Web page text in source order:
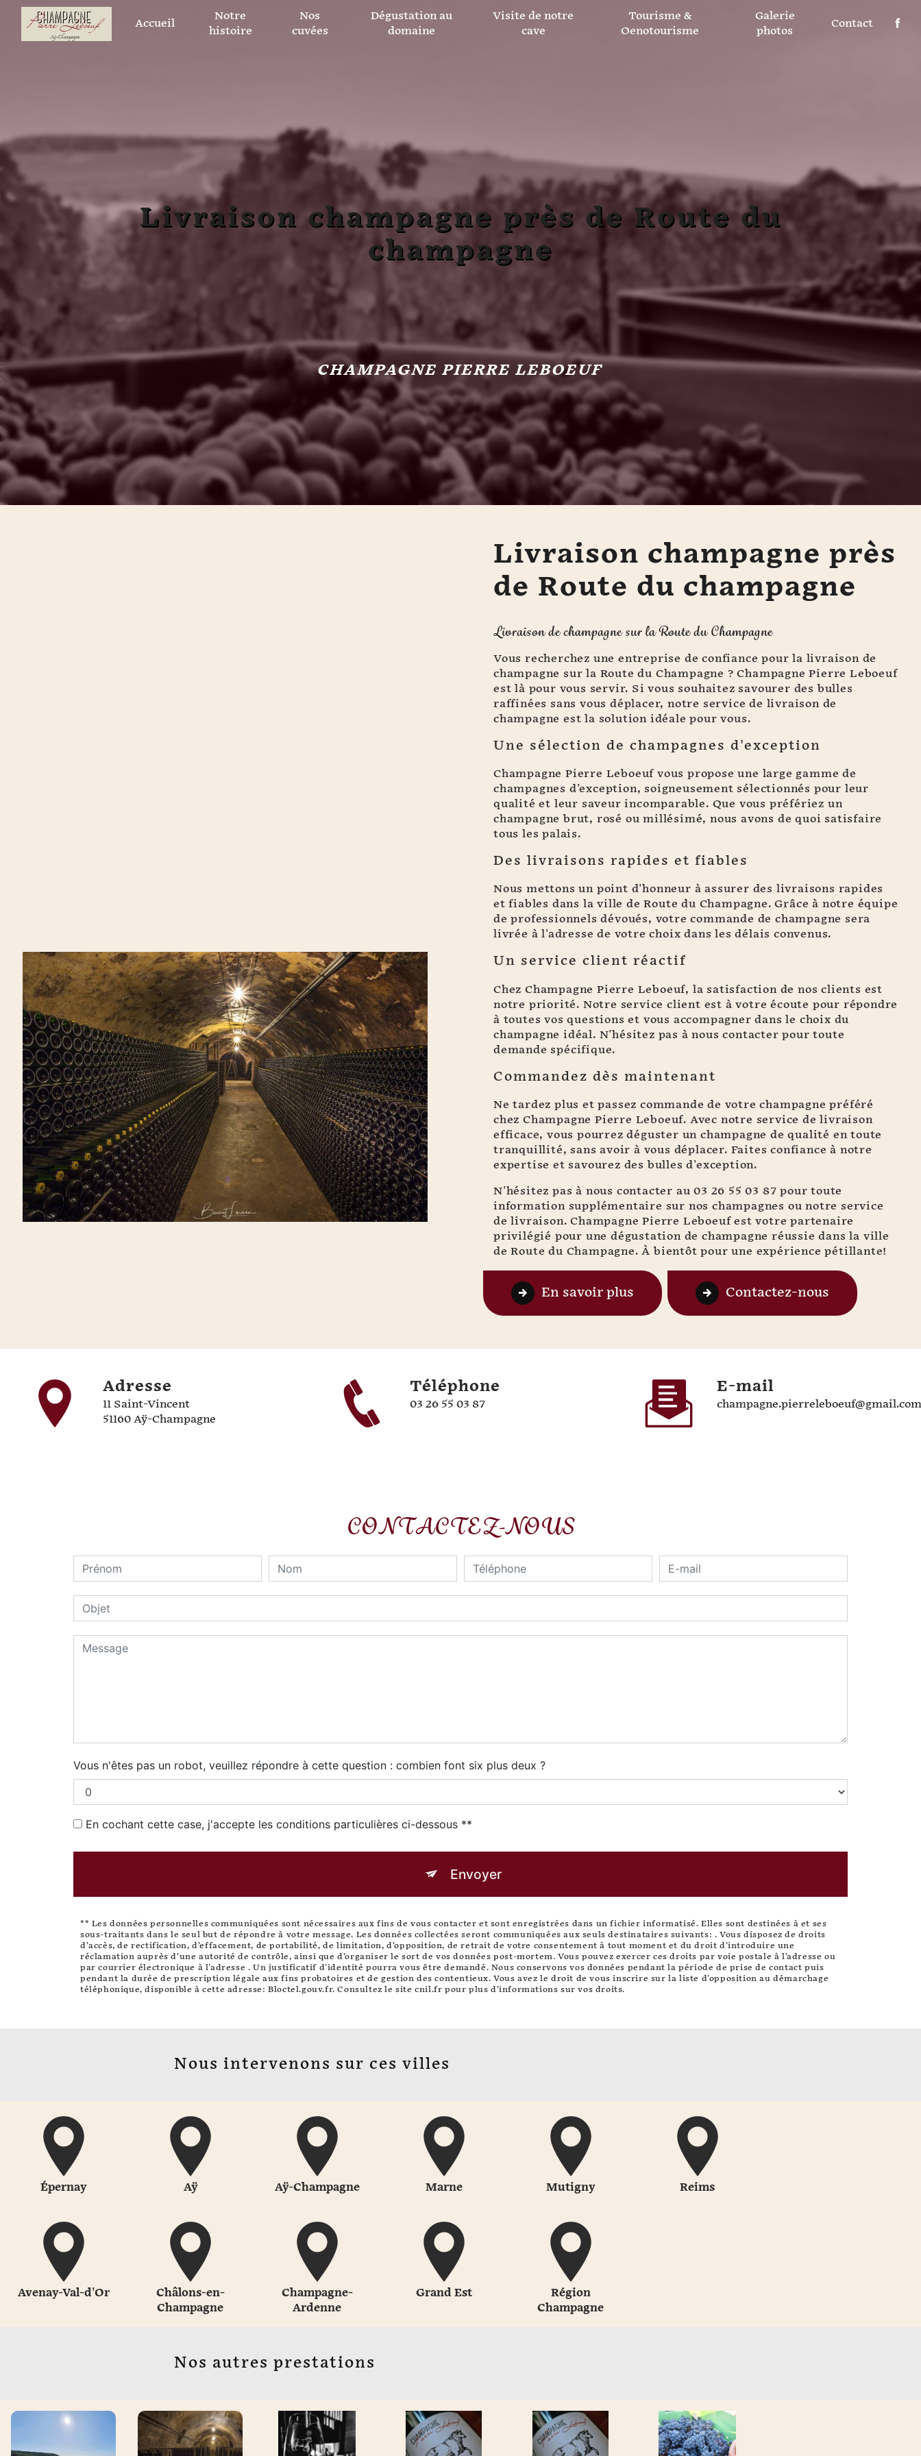
Accueil
Notre
histoire
Nos
cuvées
Dégustation au
domaine
Visite de notre
cave
Tourisme &
Oenotourisme
Galerie
photos
Contact
Livraison champagne près de Route du
champagne
CHAMPAGNE PIERRE LEBOEUF
Livraison champagne près
de Route du champagne
Livraison de champagne sur la Route du Champagne
Vous recherchez une entreprise de confiance pour la livraison de
champagne sur la Route du Champagne ? Champagne Pierre Leboeuf
est là pour vous servir. Si vous souhaitez savourer des bulles
raffinées sans vous déplacer, notre service de livraison de
champagne est la solution idéale pour vous.
Une sélection de champagnes d'exception
Champagne Pierre Leboeuf vous propose une large gamme de
champagnes d'exception, soigneusement sélectionnés pour leur
qualité et leur saveur incomparable. Que vous préfériez un
champagne brut, rosé ou millésimé, nous avons de quoi satisfaire
tous les palais.
Des livraisons rapides et fiables
Nous mettons un point d'honneur à assurer des livraisons rapides
et fiables dans la ville de Route du Champagne. Grâce à notre équipe
de professionnels dévoués, votre commande de champagne sera
livrée à l'adresse de votre choix dans les délais convenus.
Un service client réactif
Chez Champagne Pierre Leboeuf, la satisfaction de nos clients est
notre priorité. Notre service client est à votre écoute pour répondre
à toutes vos questions et vous accompagner dans le choix du
champagne idéal. N'hésitez pas à nous contacter pour toute
demande spécifique.
Commandez dès maintenant
Ne tardez plus et passez commande de votre champagne préféré
chez Champagne Pierre Leboeuf. Avec notre service de livraison
efficace, vous pourrez déguster un champagne de qualité en toute
tranquillité, sans avoir à vous déplacer. Faites confiance à notre
expertise et savourez des bulles d'exception.
N'hésitez pas à nous contacter au 03 26 55 03 87 pour toute
information supplémentaire sur nos champagnes ou notre service
de livraison. Champagne Pierre Leboeuf est votre partenaire
privilégié pour une dégustation de champagne réussie dans la ville
de Route du Champagne. À bientôt pour une expérience pétillante!
En savoir plus Contactez-nous
Adresse
11 Saint-Vincent
51160 Aÿ-Champagne
Téléphone
03 26 55 03 87
E-mail
champagne.pierreleboeuf@gmail.com
CONTACTEZ-NOUS
Vous n'êtes pas un robot, veuillez répondre à cette question : combien font six plus deux ?
En cochant cette case, j'accepte les conditions particulières ci-dessous **
Envoyer
** Les données personnelles communiquées sont nécessaires aux fins de vous contacter et sont enregistrées dans un fichier informatisé. Elles sont destinées à et ses
sous-traitants dans le seul but de répondre à votre message. Les données collectées seront communiquées aux seuls destinataires suivants: . Vous disposez de droits
d’accès, de rectification, d’effacement, de portabilité, de limitation, d’opposition, de retrait de votre consentement à tout moment et du droit d’introduire une
réclamation auprès d’une autorité de contrôle, ainsi que d’organiser le sort de vos données post-mortem. Vous pouvez exercer ces droits par voie postale à l'adresse ou
par courrier électronique à l'adresse . Un justificatif d'identité pourra vous être demandé. Nous conservons vos données pendant la période de prise de contact puis
pendant la durée de prescription légale aux fins probatoires et de gestion des contentieux. Vous avez le droit de vous inscrire sur la liste d'opposition au démarchage
téléphonique, disponible à cette adresse:Bloctel.gouv.fr. Consultez le site cnil.fr pour plus d’informations sur vos droits.
Nous intervenons sur ces villes
Épernay Aÿ Aÿ-Champagne Marne Mutigny Reims
Avenay-Val-d'Or
Châlons-en-
Champagne
Champagne-
Ardenne
Grand Est
Région
Champagne
Nos autres prestations
Panneau de gestion des cookies